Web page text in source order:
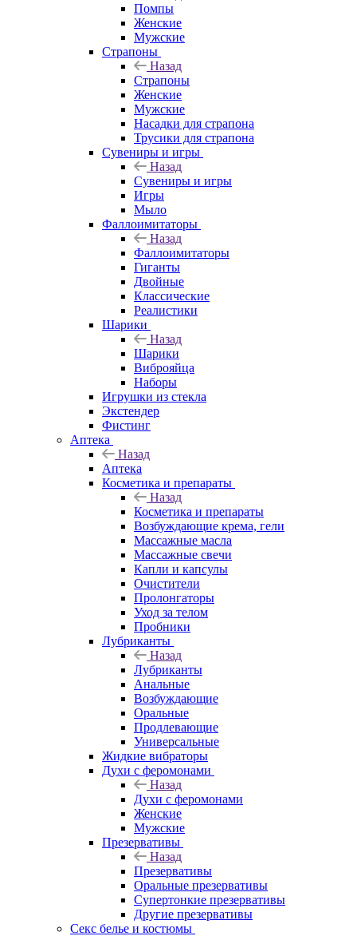
Помпы
Женские
Мужские
Страпоны
Назад
Страпоны
Женские
Мужские
Насадки для страпона
Трусики для страпона
Сувениры и игры
Назад
Сувениры и игры
Игры
Мыло
Фаллоимитаторы
Назад
Фаллоимитаторы
Гиганты
Двойные
Классические
Реалистики
Шарики
Назад
Шарики
Виброяйца
Наборы
Игрушки из стекла
Экстендер
Фистинг
Аптека
Назад
Аптека
Косметика и препараты
Назад
Косметика и препараты
Возбуждающие крема, гели
Массажные масла
Массажные свечи
Капли и капсулы
Очистители
Пролонгаторы
Уход за телом
Пробники
Лубриканты
Назад
Лубриканты
Анальные
Возбуждающие
Оральные
Продлевающие
Универсальные
Жидкие вибраторы
Духи с феромонами
Назад
Духи с феромонами
Женские
Мужские
Презервативы
Назад
Презервативы
Оральные презервативы
Супертонкие презервативы
Другие презервативы
Секс белье и костюмы